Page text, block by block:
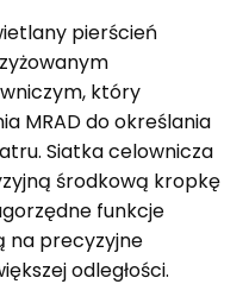
pierścień
który
MRAD do określania
Siatka celownicza
środkową kropkę
funkcje
na precyzyjne
odległości.